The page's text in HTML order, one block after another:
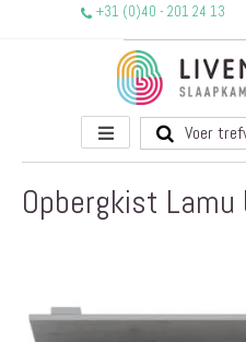
+31 (0)40 - 201 24 13
Toggle
Nav
Opbergkist
einde
van